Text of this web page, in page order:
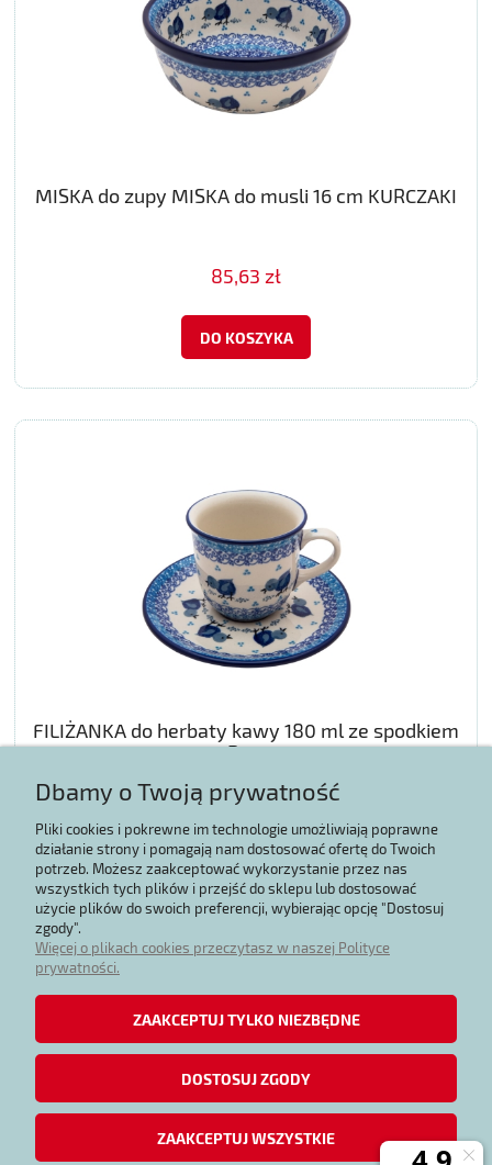
MISKA do zupy MISKA do musli 16 cm KURCZAKI
85,63 zł
DO KOSZYKA
FILIŻANKA do herbaty kawy 180 ml ze spodkiem
KURCZAKI
72,23 zł
DO KOSZYKA
Regulaminy
Moje konto
Informacje
Dbamy o Twoją prywatność
Pliki cookies i pokrewne im technologie umożliwiają poprawne
działanie strony i pomagają nam dostosować ofertę do Twoich
potrzeb. Możesz zaakceptować wykorzystanie przez nas
wszystkich tych plików i przejść do sklepu lub dostosować
użycie plików do swoich preferencji, wybierając opcję "Dostosuj
zgody".
Więcej o plikach cookies przeczytasz w naszej Polityce
prywatności.
ZAAKCEPTUJ TYLKO NIEZBĘDNE
DOSTOSUJ ZGODY
ZAAKCEPTUJ WSZYSTKIE